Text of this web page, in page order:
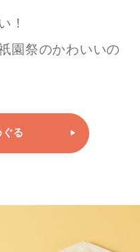
！
園祭のかわいいの
る